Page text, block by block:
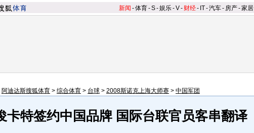
新闻 -体育-S-娱乐-V- 财经- IT-汽车- 房产-家居
阿迪达斯搜狐体育 > 综合体育 > 台球 > 2008斯诺克上海大师赛 > 中国军团
卡特签约中国品牌 国际台联官员客串翻译